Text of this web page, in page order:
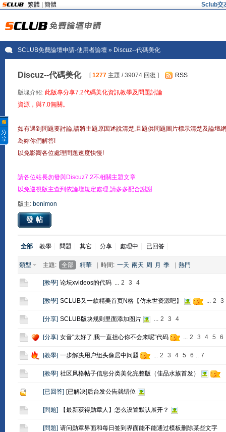
繁體 簡體 Sclub交
SCLUB免費論壇申請-使用者論壇» Discuz--代碼美化
Discuz--代碼美化 [1277主題 / 39074 回復 ] RSS
版塊介紹: 此版專分享7.2代碼美化資訊教學及問題討論
資源，與7.0無關。
如有遇到問題要討論,請將主題原因述說清楚,且題供問題圖片標示清楚及論壇
為妳你們解答!
以免影嚮各位處理問題速度快慢!
請各位站長勿發與Discuz7.2不相關主題文章
以免巡視版主查到依論壇規定處理,請多多配合謝謝
版主: bonimon
發帖
全部 教學 問題 其它 分享 處理中 已回答
類型 主題: 全部 精華 時間: 一天 兩天 周 月 季 熱門
[教學] 论坛xvideos的代码 ... 2 3 4
[教學] SCLUB又一款精美首页N格【仿末世资源吧】 ... 2 3
[分享] SCLUB版块规则里面添加图片 ... 2 3 4
[分享] 女音"太好了,我一直担心你不会来呢"代码 ... 2 3 4 5 6
[教學] 一步解决用户组头像居中问题 ... 2 3 4 5 6 .. 7
[教學] 社区风格帖子信息分类美化完整版（佳品水族首发）
[已回答] [已解决]后台发公告就错位
[問題] 【最新获得勋章人】怎么设置默认展开？
[問題] 请问勋章界面和每日签到界面能不能通过模板删除某些文字